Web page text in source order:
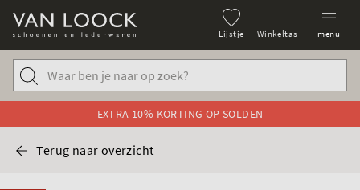
Lijstje Winkeltas menu
EXTRA 10% KORTING OP SOLDEN
Terug naar overzicht